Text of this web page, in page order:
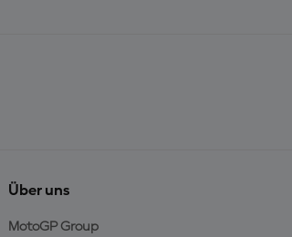
Über uns
MotoGP Group